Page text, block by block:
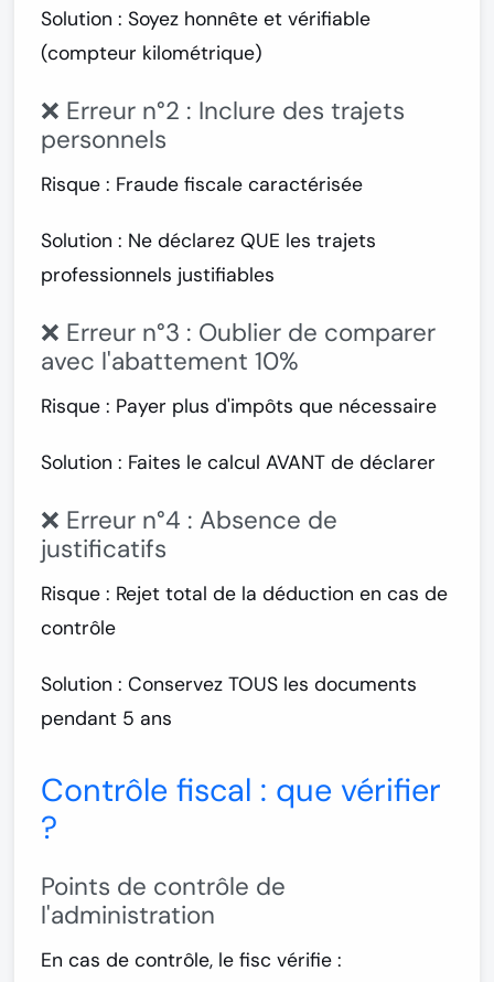
Solution : Soyez honnête et vérifiable
(compteur kilométrique)
❌ Erreur n°2 : Inclure des trajets
personnels
Risque : Fraude fiscale caractérisée
Solution : Ne déclarez QUE les trajets
professionnels justifiables
❌ Erreur n°3 : Oublier de comparer
avec l'abattement 10%
Risque : Payer plus d'impôts que nécessaire
Solution : Faites le calcul AVANT de déclarer
❌ Erreur n°4 : Absence de
justificatifs
Risque : Rejet total de la déduction en cas de
contrôle
Solution : Conservez TOUS les documents
pendant 5 ans
Contrôle fiscal : que vérifier
?
Points de contrôle de
l'administration
En cas de contrôle, le fisc vérifie :